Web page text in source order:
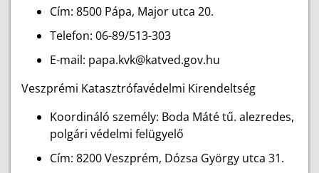
Cím: 8500 Pápa, Major utca 20.
Telefon: 06-89/513-303
E-mail: papa.kvk@katved.gov.hu
Veszprémi Katasztrófavédelmi Kirendeltség
Koordináló személy: Boda Máté tű. alezredes,
polgári védelmi felügyelő
Cím: 8200 Veszprém, Dózsa György utca 31.